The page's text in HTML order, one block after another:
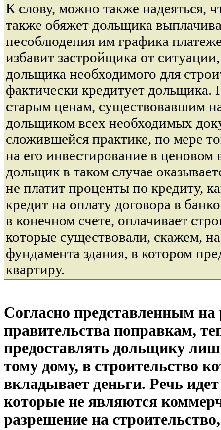
К слову, можно также надеяться,
также обяжет дольщика
несоблюдения им графика
избавит застройщика от
дольщика необходимого для
фактически кредитует дольщика.
старым ценам, существовавшим
дольщиком всех необходимых
сложившейся практике, по мере
на его инвестирование в ценовом
дольщик в таком случае
не платит проценты по кредиту,
кредит на оплату договора в
в конечном счете, оплачивает
которые существовали, скажем,
фундамента здания, в котором
квартиру.
Согласно представленным на
правительства поправкам,
предоставлять дольщику
тому дому, в строительство
вкладывает деньги. Речь
которые не являются
разрешение на